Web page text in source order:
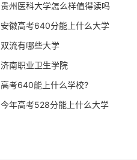
贵州医科大学怎么样值得读吗
安徽高考640分能上什么大学
双流有哪些大学
济南职业卫生学院
高考640能上什么学校?
今年高考528分能上什么大学